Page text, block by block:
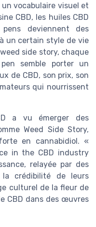
vocabulaire visuel et
CBD, les huiles CBD
deviennent des
un certain style de vie
side story, chaque
semble porter un
de CBD, son prix, son
qui nourrissent
a vu émerger des
Weed Side Story,
en cannabidiol. «
in the CBD industry
relayée par des
la crédibilité de leurs
culturel de la fleur de
CBD dans des œuvres